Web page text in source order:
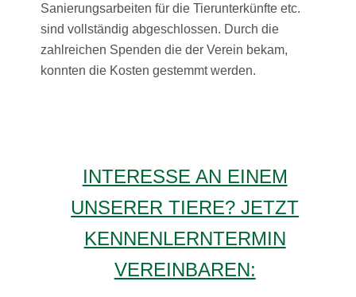
Sanierungsarbeiten für die Tierunterkünfte etc.
sind vollständig abgeschlossen. Durch die
zahlreichen Spenden die der Verein bekam,
konnten die Kosten gestemmt werden.
INTERESSE AN EINEM
UNSERER TIERE? JETZT
KENNENLERNTERMIN
VEREINBAREN: